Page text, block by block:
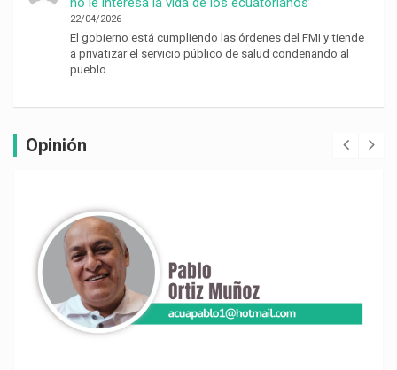
22/04/2026
El gobierno está cumpliendo las órdenes del FMI y tiende
a privatizar el servicio público de salud condenando al
pueblo…
Opinión